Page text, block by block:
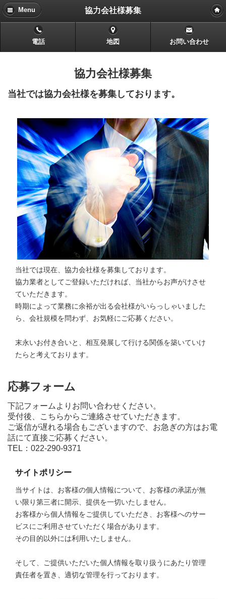
Menu 協力会社様募集
電話 地図 お問い合わせ
協力会社様募集
当社では協力会社様を募集しております。
当社では現在、協力会社様を募集しております。
協力業者としてご登録いただければ、当社からお声がけさせ
ていただきます。
時期によって業務に余裕が出る会社様がいらっしゃいました
ら、会社規模を問わず、お気軽にご応募ください。
末永いお付き合いと、相互発展して行ける関係を築いていけ
たらと考えております。
応募フォーム
下記フォームよりお問い合わせください。
受付後、こちらからご連絡させていただきます。
ご返信が遅れる場合もございますので、お急ぎの方はお電
話にて直接ご応募ください。
TEL：022-290-9371
サイトポリシー
当サイトは、お客様の個人情報について、お客様の承諾が無
い限り第三者に開示、提供を一切いたしません。
お客様から個人情報をご提供していただき、お客様へのサー
ビスにご利用させていただく場合があります。
その目的以外には利用いたしません。
そして、ご提供いただいた個人情報を取り扱うにあたり管理
責任者を置き、適切な管理を行っております。